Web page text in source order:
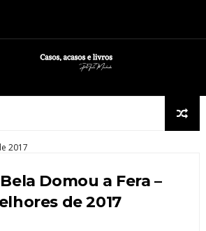
2017
Domou a Fera –
de 2017